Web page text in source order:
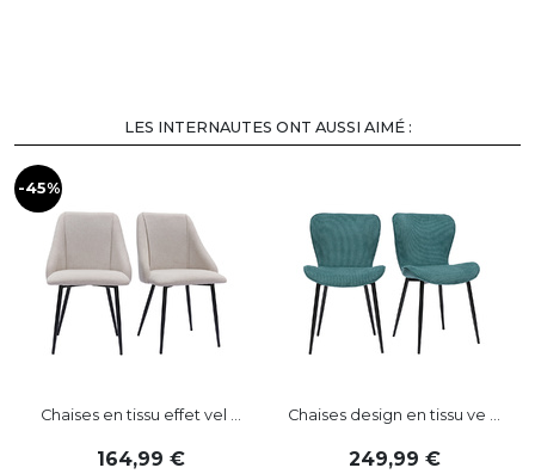
LES INTERNAUTES ONT AUSSI AIMÉ :
-45%
Chaises en tissu effet vel ...
164,99
Chaises design en tissu ve ...
249,99